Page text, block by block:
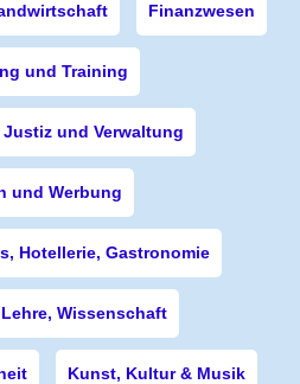
Finanzwesen
und Training
und Verwaltung
und Werbung
Hotellerie, Gastronomie
Wissenschaft
Kunst, Kultur & Musik